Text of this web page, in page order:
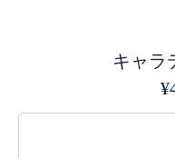
キャラ